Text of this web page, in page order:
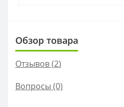
Обзор товара
Отзывов (2)
Вопросы (0)